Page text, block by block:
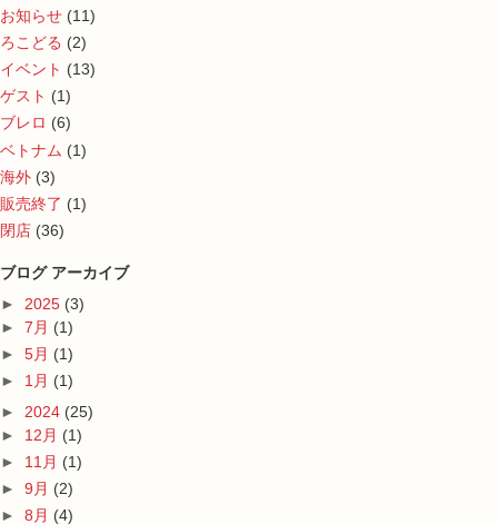
お知らせ (11)
ろこどる (2)
イベント (13)
ゲスト (1)
ブレロ (6)
ベトナム (1)
海外 (3)
販売終了 (1)
閉店 (36)
ブログ アーカイブ
► 2025 (3)
► 7月 (1)
► 5月 (1)
► 1月 (1)
► 2024 (25)
► 12月 (1)
► 11月 (1)
► 9月 (2)
► 8月 (4)